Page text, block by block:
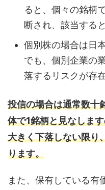
ると、個々の銘柄
断され、該当する
個別株の場合は日
でも、個別企業の
落するリスクが存
投信の場合は通常数十
体で1銘柄と見なしま
大きく下落しない限り
ります。
また、保有している有